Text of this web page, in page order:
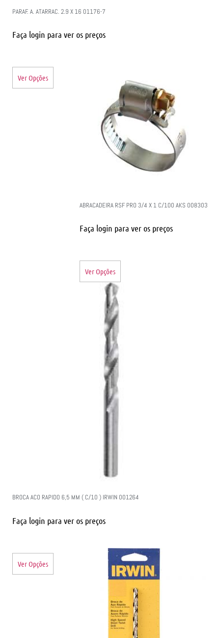
PARAF. A. ATARRAC. 2.9 X 16 01176-7
Faça login para ver os preços
Ver Opções
ABRACADEIRA RSF PRO 3/4 X 1 C/100 AKS 008303
Faça login para ver os preços
Ver Opções
BROCA ACO RAPIDO 6,5 MM ( C/10 ) IRWIN 001264
Faça login para ver os preços
Ver Opções